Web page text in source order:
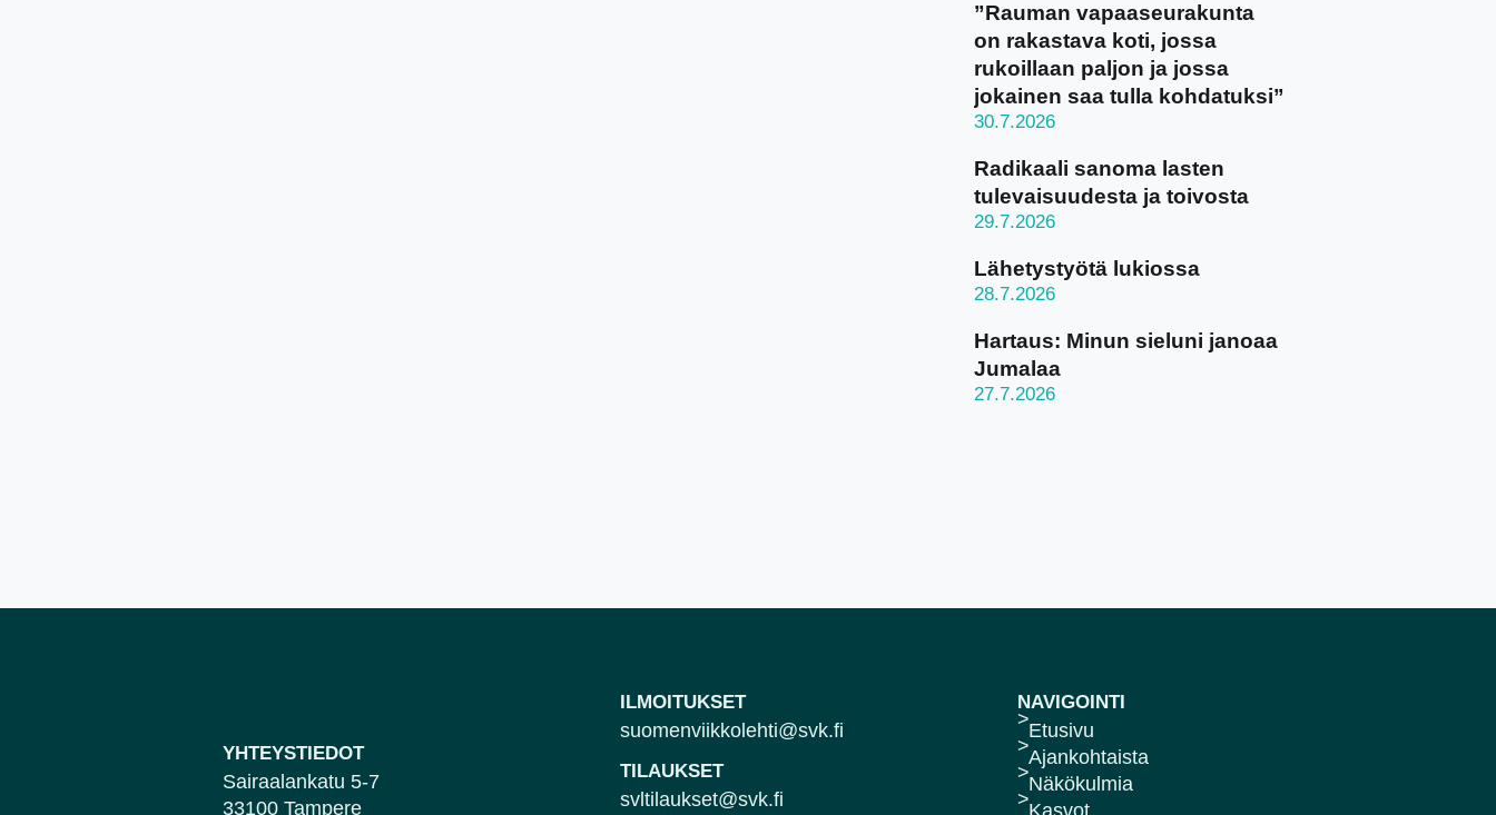
”Rauman vapaaseurakunta
on rakastava koti, jossa
rukoillaan paljon ja jossa
jokainen saa tulla kohdatuksi”
30.7.2026
Radikaali sanoma lasten
tulevaisuudesta ja toivosta
29.7.2026
Lähetystyötä lukiossa
28.7.2026
Hartaus: Minun sieluni janoaa
Jumalaa
27.7.2026
YHTEYSTIEDOT
Sairaalankatu 5-7
33100 Tampere
ILMOITUKSET
suomenviikkolehti@svk.fi
TILAUKSET
svltilaukset@svk.fi
NAVIGOINTI
Etusivu
Ajankohtaista
Näkökulmia
Kasvot